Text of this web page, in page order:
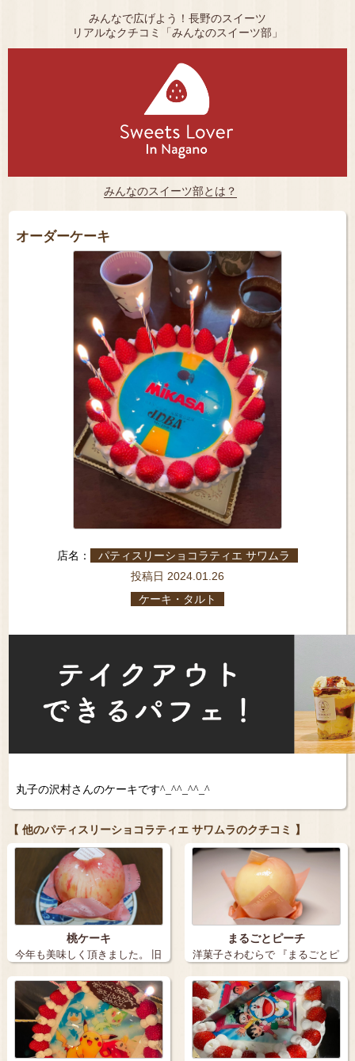
みんなで広げよう！長野のスイーツ
リアルなクチコミ「みんなのスイーツ部」
みんなのスイーツ部とは？
オーダーケーキ
店名： パティスリーショコラティエ サワムラ
投稿日 2024.01.26
ケーキ・タルト
丸子の沢村さんのケーキです^_^^_^^_^
【 他のパティスリーショコラティエ サワムラのクチコミ 】
桃ケーキ
今年も美味しく頂きました。 旧
丸子の【…
まるごとピーチ
洋菓子さわむらで 『まるごとピ
ーチ』を…